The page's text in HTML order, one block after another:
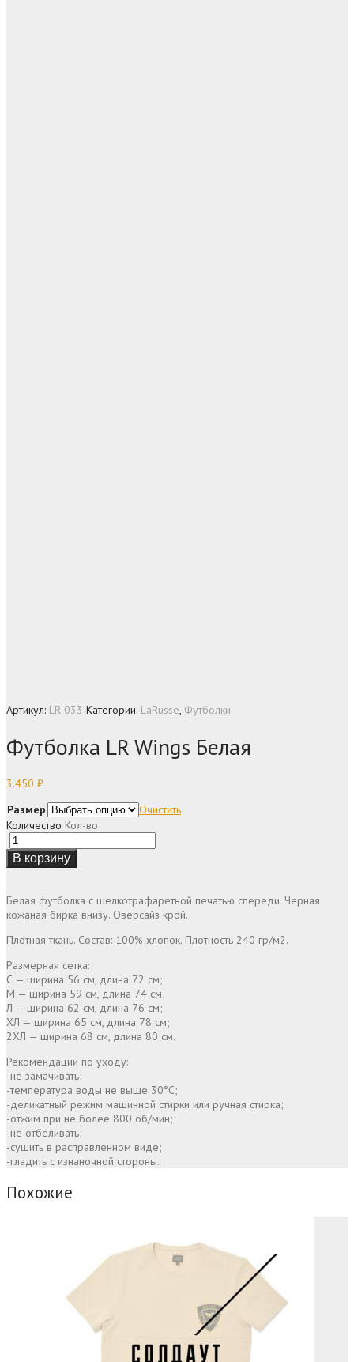
Артикул: LR-033 Категории: LaRusse, Футболки
Футболка LR Wings Белая
3.450 ₽
Размер
Очистить
Количество Кол-во
В корзину
Белая футболка с шелкотрафаретной печатью спереди. Черная
кожаная бирка внизу. Оверсайз крой.
Плотная ткань. Состав: 100% хлопок. Плотность 240 гр/м2.
Размерная сетка:
С — ширина 56 см, длина 72 см;
М — ширина 59 см, длина 74 см;
Л — ширина 62 см, длина 76 см;
ХЛ — ширина 65 см, длина 78 см;
2ХЛ — ширина 68 см, длина 80 см.
Рекомендации по уходу:
-не замачивать;
-температура воды не выше 30°С;
-деликатный режим машинной стирки или ручная стирка;
-отжим при не более 800 об/мин;
-не отбеливать;
-сушить в расправленном виде;
-гладить с изнаночной стороны.
Похожие